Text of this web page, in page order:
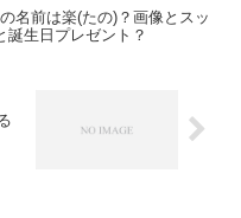
名前は楽(たの)？画像とスッ
誕生日プレゼント？